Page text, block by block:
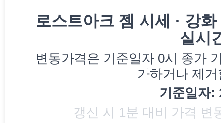
로스트아크 젬 시세, 강화 재료
젬, 강화 재료, 재련 재료, 생활 재료 시세, 벌목 재료 시
로스트아크 젬 시세 · 강
실시
변동가격은 기준일자 0시 종가
가하거나 제
기준일자:
갱신 시 1분 대비 가격 변